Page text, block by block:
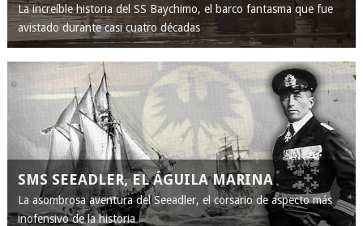
La increíble historia del SS Baychimo, el barco fantasma que fue
avistado durante casi cuatro décadas
SMS SEEADLER, EL ÁGUILA MARINA
La asombrosa aventura del Seeadler, el corsario de aspecto más
inofensivo de la historia